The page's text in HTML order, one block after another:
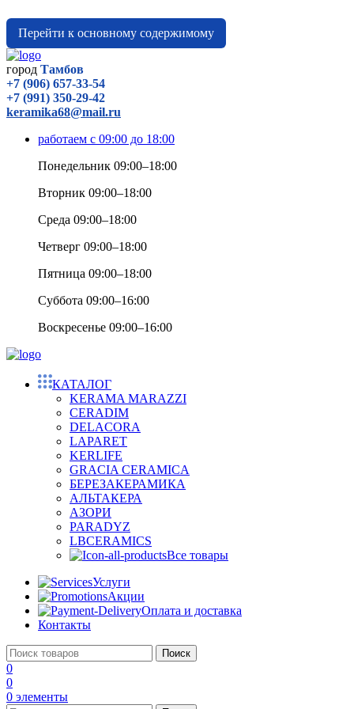
Перейти к основному содержимому
город Тамбов
+7 (906) 657-33-54
+7 (991) 350-29-42
keramika68@mail.ru
работаем с 09:00 до 18:00
Понедельник 09:00–18:00
Вторник 09:00–18:00
Среда 09:00–18:00
Четверг 09:00–18:00
Пятница 09:00–18:00
Суббота 09:00–16:00
Воскресенье 09:00–16:00
КАТАЛОГ
KERAMA MARAZZI
CERADIM
DELACORA
LAPARET
KERLIFE
GRACIA CERAMICA
БЕРЕЗАКЕРАМИКА
АЛЬТАКЕРА
АЗОРИ
PARADYZ
LBCERAMICS
Все товары
Услуги
Акции
Оплата и доставка
Контакты
Поиск
0
0
0 элементы